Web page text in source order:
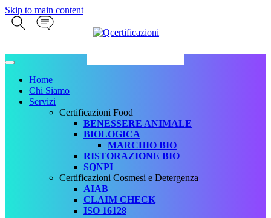
Skip to main content
Home
Chi Siamo
Servizi
Certificazioni Food
BENESSERE ANIMALE
BIOLOGICA
MARCHIO BIO
RISTORAZIONE BIO
SQNPI
Certificazioni Cosmesi e Detergenza
AIAB
CLAIM CHECK
ISO 16128